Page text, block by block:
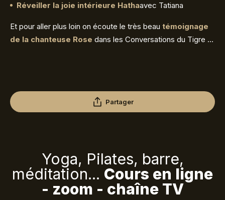
Réveiller la joie intérieure Hathaavec Tatiana
Et pour aller plus loin on écoute le très beau témoignage
de la chanteuse Rose dans les Conversations du Tigre …
Partager
Yoga, Pilates, barre,
méditation... Cours en ligne
- zoom - chaîne TV